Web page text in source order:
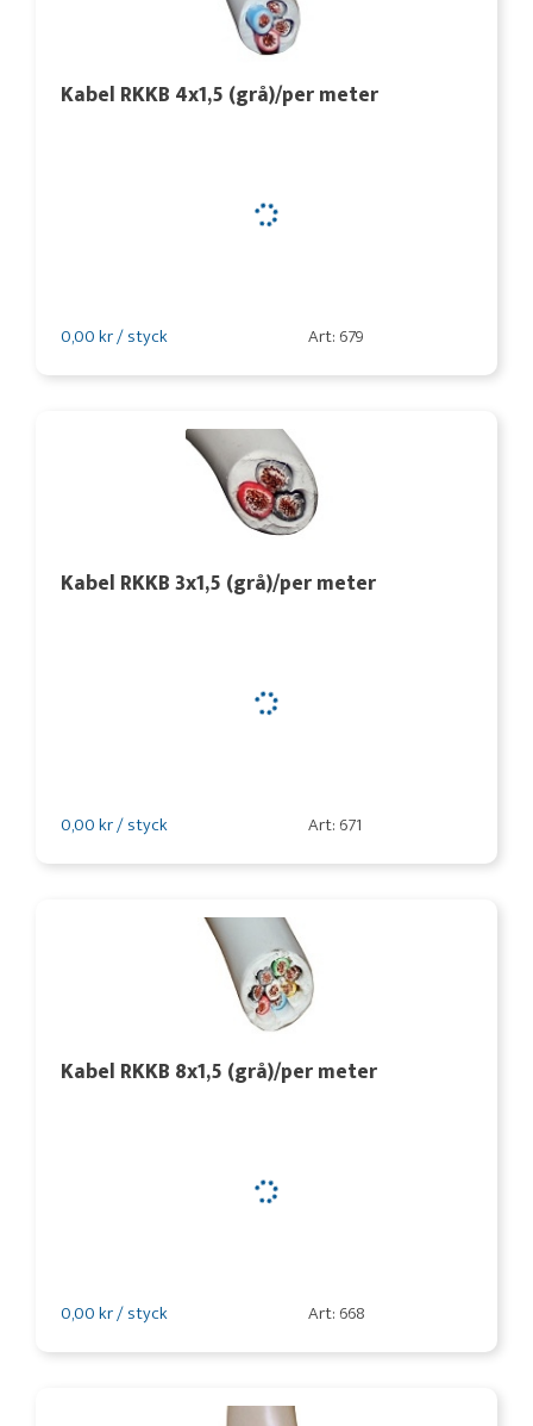
Kabel RKKB 4x1,5 (grå)/per meter
0,00 kr / styck Art: 679
Kabel RKKB 3x1,5 (grå)/per meter
0,00 kr / styck Art: 671
Kabel RKKB 8x1,5 (grå)/per meter
0,00 kr / styck Art: 668